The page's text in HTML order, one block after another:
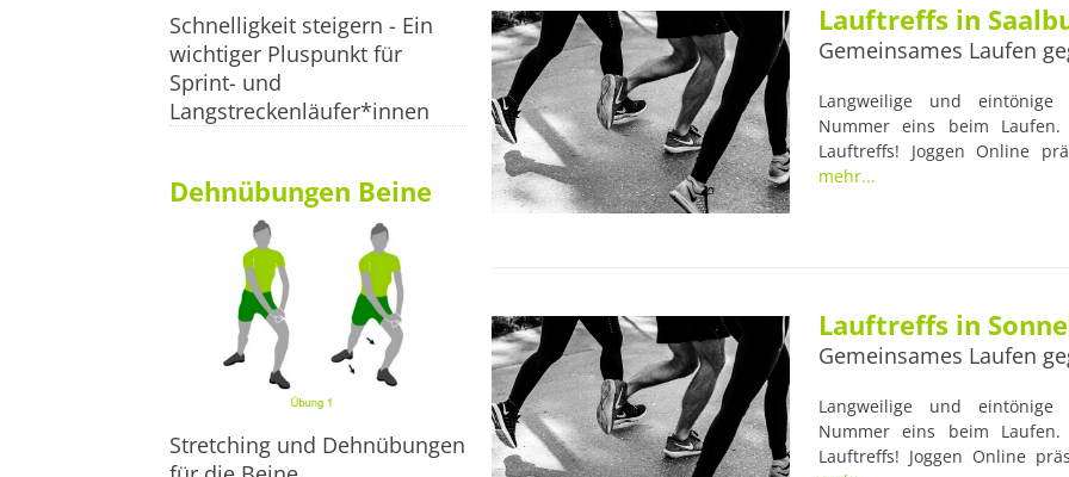
Schnelligkeit steigern - Ein
wichtiger Pluspunkt für
Sprint- und
Langstreckenläufer*innen
Dehnübungen Beine
Stretching und Dehnübungen
Lauftreffs in
Gemeinsames Laufen
Langweilige und eintönige
Nummer eins beim
Lauftreffs! Joggen Online
Sportplatz des TSV Saalburg.
mehr...
Lauftreffs in
Gemeinsames Laufen
Langweilige und eintönige
Nummer eins beim
Lauftreffs! Joggen Online